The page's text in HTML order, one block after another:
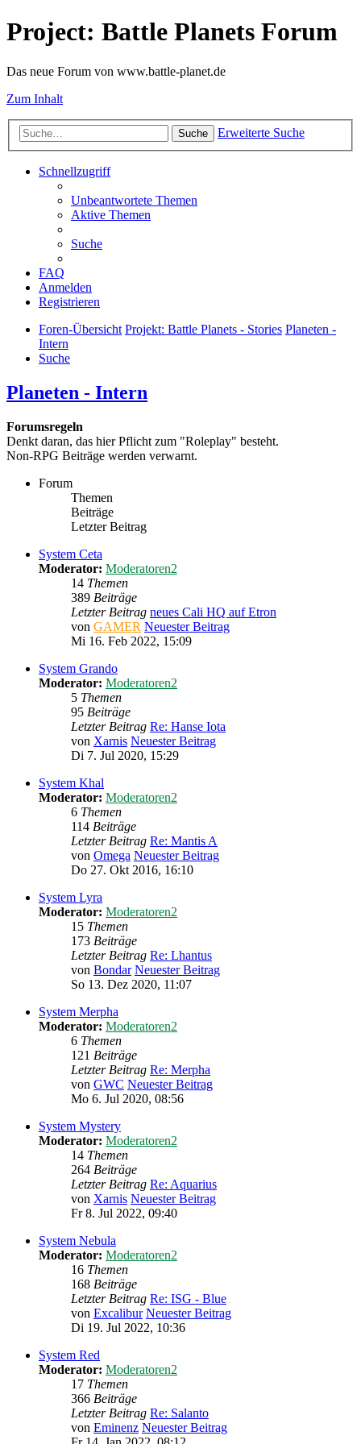
Project: Battle Planets Forum
Das neue Forum von www.battle-planet.de
Zum Inhalt
Suche Erweiterte Suche
Schnellzugriff
Unbeantwortete Themen
Aktive Themen
Suche
FAQ
Anmelden
Registrieren
Foren-Übersicht Projekt: Battle Planets - Stories Planeten -
Intern
Suche
Planeten - Intern
Forumsregeln
Denkt daran, das hier Pflicht zum "Roleplay" besteht.
Non-RPG Beiträge werden verwarnt.
Forum
Themen
Beiträge
Letzter Beitrag
System Ceta
Moderator: Moderatoren2
14 Themen
389 Beiträge
Letzter Beitrag neues Cali HQ auf Etron
von GAMER Neuester Beitrag
Mi 16. Feb 2022, 15:09
System Grando
Moderator: Moderatoren2
5 Themen
95 Beiträge
Letzter Beitrag Re: Hanse Iota
von Xarnis Neuester Beitrag
Di 7. Jul 2020, 15:29
System Khal
Moderator: Moderatoren2
6 Themen
114 Beiträge
Letzter Beitrag Re: Mantis A
von Omega Neuester Beitrag
Do 27. Okt 2016, 16:10
System Lyra
Moderator: Moderatoren2
15 Themen
173 Beiträge
Letzter Beitrag Re: Lhantus
von Bondar Neuester Beitrag
So 13. Dez 2020, 11:07
System Merpha
Moderator: Moderatoren2
6 Themen
121 Beiträge
Letzter Beitrag Re: Merpha
von GWC Neuester Beitrag
Mo 6. Jul 2020, 08:56
System Mystery
Moderator: Moderatoren2
14 Themen
264 Beiträge
Letzter Beitrag Re: Aquarius
von Xarnis Neuester Beitrag
Fr 8. Jul 2022, 09:40
System Nebula
Moderator: Moderatoren2
16 Themen
168 Beiträge
Letzter Beitrag Re: ISG - Blue
von Excalibur Neuester Beitrag
Di 19. Jul 2022, 10:36
System Red
Moderator: Moderatoren2
17 Themen
366 Beiträge
Letzter Beitrag Re: Salanto
von Eminenz Neuester Beitrag